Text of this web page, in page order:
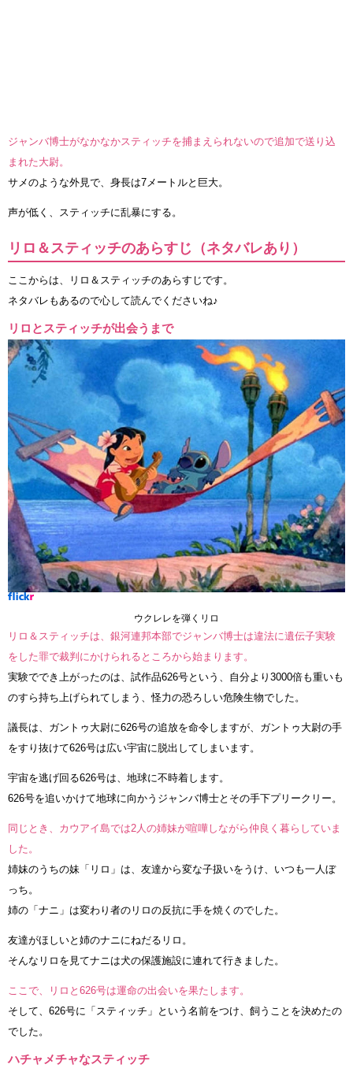
ジャンバ博士がなかなかスティッチを捕まえられないので追加で送り込
まれた大尉。
サメのような外見で、身長は7メートルと巨大。
声が低く、スティッチに乱暴にする。
リロ＆スティッチのあらすじ（ネタバレあり）
ここからは、リロ＆スティッチのあらすじです。
ネタバレもあるので心して読んでくださいね♪
リロとスティッチが出会うまで
ウクレレを弾くリロ
リロ＆スティッチは、銀河連邦本部でジャンバ博士は違法に遺伝子実験
をした罪で裁判にかけられるところから始まります。
実験ででき上がったのは、試作品626号という、自分より3000倍も重いも
のすら持ち上げられてしまう、怪力の恐ろしい危険生物でした。
議長は、ガントゥ大尉に626号の追放を命令しますが、ガントゥ大尉の手
をすり抜けて626号は広い宇宙に脱出してしまいます。
宇宙を逃げ回る626号は、地球に不時着します。
626号を追いかけて地球に向かうジャンバ博士とその手下プリークリー。
同じとき、カウアイ島では2人の姉妹が喧嘩しながら仲良く暮らしていま
した。
姉妹のうちの妹「リロ」は、友達から変な子扱いをうけ、いつも一人ぼ
っち。
姉の「ナニ」は変わり者のリロの反抗に手を焼くのでした。
友達がほしいと姉のナニにねだるリロ。
そんなリロを見てナニは犬の保護施設に連れて行きました。
ここで、リロと626号は運命の出会いを果たします。
そして、626号に「スティッチ」という名前をつけ、飼うことを決めたの
でした。
ハチャメチャなスティッチ